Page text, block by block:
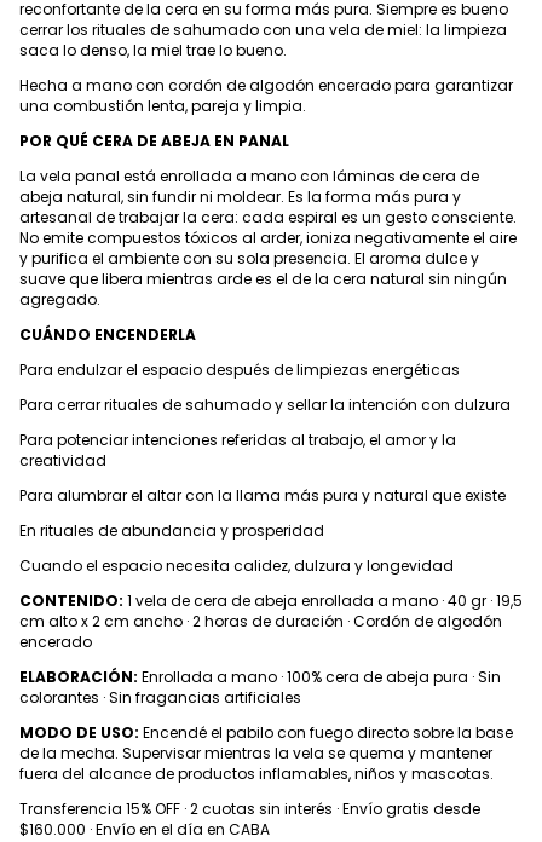
reconfortante de la cera en su forma más pura. Siempre es bueno
cerrar los rituales de sahumado con una vela de miel: la limpieza
saca lo denso, la miel trae lo bueno.
Hecha a mano con cordón de algodón encerado para garantizar
una combustión lenta, pareja y limpia.
POR QUÉ CERA DE ABEJA EN PANAL
La vela panal está enrollada a mano con láminas de cera de
abeja natural, sin fundir ni moldear. Es la forma más pura y
artesanal de trabajar la cera: cada espiral es un gesto consciente.
No emite compuestos tóxicos al arder, ioniza negativamente el aire
y purifica el ambiente con su sola presencia. El aroma dulce y
suave que libera mientras arde es el de la cera natural sin ningún
agregado.
CUÁNDO ENCENDERLA
Para endulzar el espacio después de limpiezas energéticas
Para cerrar rituales de sahumado y sellar la intención con dulzura
Para potenciar intenciones referidas al trabajo, el amor y la
creatividad
Para alumbrar el altar con la llama más pura y natural que existe
En rituales de abundancia y prosperidad
Cuando el espacio necesita calidez, dulzura y longevidad
CONTENIDO: 1 vela de cera de abeja enrollada a mano · 40 gr · 19,5
cm alto x 2 cm ancho · 2 horas de duración · Cordón de algodón
encerado
ELABORACIÓN: Enrollada a mano · 100% cera de abeja pura · Sin
colorantes · Sin fragancias artificiales
MODO DE USO: Encendé el pabilo con fuego directo sobre la base
de la mecha. Supervisar mientras la vela se quema y mantener
fuera del alcance de productos inflamables, niños y mascotas.
Transferencia 15% OFF · 2 cuotas sin interés · Envío gratis desde
$160.000 · Envío en el día en CABA